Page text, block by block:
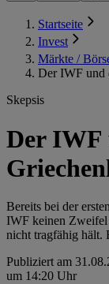
Startseite
Invest
Märkte /
Der IWF und
Skepsis
Der IWF
Bereits bei der
IWF keinen Zweifel
nicht tragfähig hält.
Publiziert am
um 14:20 Uhr